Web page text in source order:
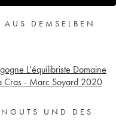
DEMSELBEN
L'équilibriste Domaine
Cras - Marc Soyard 2020
UND DES